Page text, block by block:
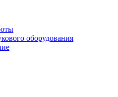
оборудования